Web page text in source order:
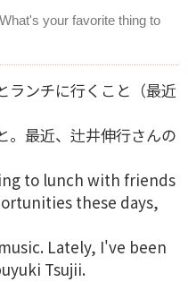
What's your favorite thing to
ランチに行くこと（最近
。最近、辻井伸行さんの
to lunch with friends
these days,
Lately, I've been
Tsujii.